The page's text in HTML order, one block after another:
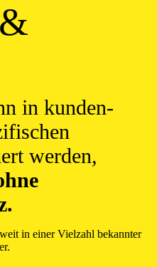
in kunden-
werden,
in einer Vielzahl bekannter